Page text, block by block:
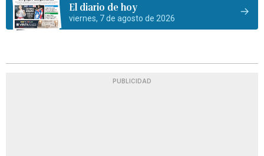
El diario de hoy
viernes, 7 de agosto de 2026
PUBLICIDAD